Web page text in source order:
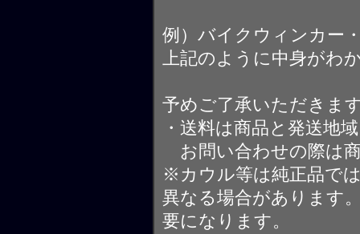
例）バイクウィンカー
上記のように中身がわ
予めご了承いただきま
・送料は商品と発送地
お問い合わせの際は
※カウル等は純正品で
異なる場合があります
要になります。